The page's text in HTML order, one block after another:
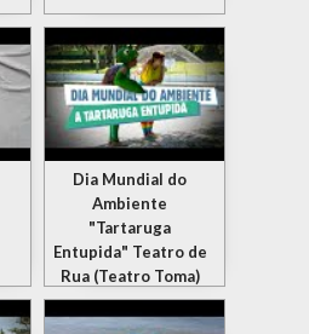
Dia Mundial do
Ambiente
"Tartaruga
Entupida" Teatro de
Rua (Teatro Toma)